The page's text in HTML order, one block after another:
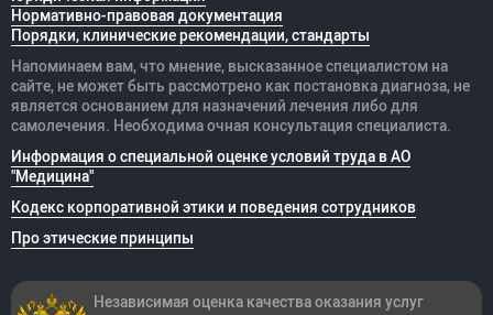
Нормативно-правовая документация
Порядки, клинические рекомендации, стандарты
Напоминаем вам, что мнение, высказанное специалистом на
сайте, не может быть рассмотрено как постановка диагноза, не
является основанием для назначений лечения либо для
самолечения. Необходима очная консультация специалиста.
Информация о специальной оценке условий труда в АО
"Медицина"
Кодекс корпоративной этики и поведения сотрудников
Про этические принципы
Независимая оценка качества оказания услуг